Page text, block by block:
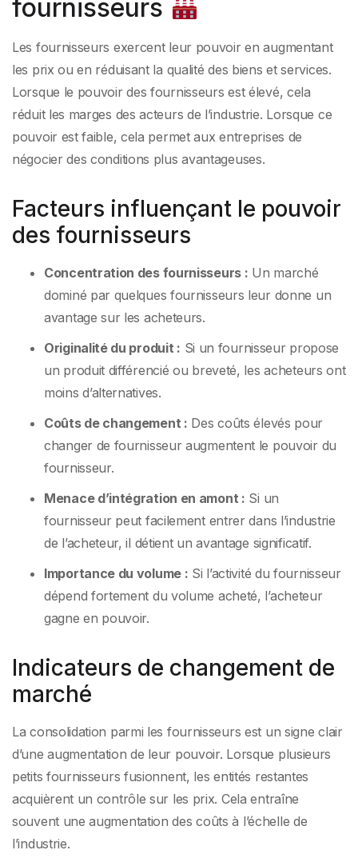
fournisseurs
Les fournisseurs exercent leur pouvoir en augmentant
les prix ou en réduisant la qualité des biens et services.
Lorsque le pouvoir des fournisseurs est élevé, cela
réduit les marges des acteurs de l’industrie. Lorsque ce
pouvoir est faible, cela permet aux entreprises de
négocier des conditions plus avantageuses.
Facteurs influençant le pouvoir
des fournisseurs
Concentration des fournisseurs : Un marché
dominé par quelques fournisseurs leur donne un
avantage sur les acheteurs.
Originalité du produit : Si un fournisseur propose
un produit différencié ou breveté, les acheteurs ont
moins d’alternatives.
Coûts de changement : Des coûts élevés pour
changer de fournisseur augmentent le pouvoir du
fournisseur.
Menace d’intégration en amont : Si un
fournisseur peut facilement entrer dans l’industrie
de l’acheteur, il détient un avantage significatif.
Importance du volume : Si l’activité du fournisseur
dépend fortement du volume acheté, l’acheteur
gagne en pouvoir.
Indicateurs de changement de
marché
La consolidation parmi les fournisseurs est un signe clair
d’une augmentation de leur pouvoir. Lorsque plusieurs
petits fournisseurs fusionnent, les entités restantes
acquièrent un contrôle sur les prix. Cela entraîne
souvent une augmentation des coûts à l’échelle de
l’industrie.